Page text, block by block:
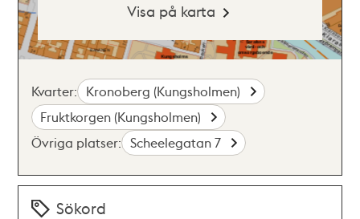
Visa på karta
Kvarter: Kronoberg (Kungsholmen)
Fruktkorgen (Kungsholmen)
Övriga platser: Scheelegatan 7
Sökord